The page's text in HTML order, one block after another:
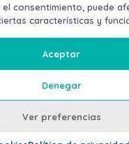
consentimiento, puede
características y
Aceptar
Denegar
Ver preferencias
S.L. Todos los
Política de privacidad
Aviso Legal
Política de cookies